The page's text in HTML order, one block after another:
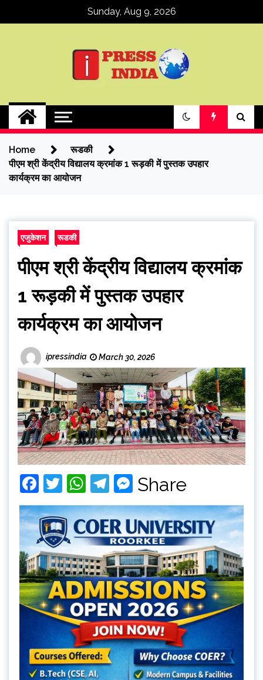
Sunday, Aug 9, 2026
ipressindia
Home
रूडकी
पीएम श्री केंद्रीय विद्यालय क्रमांक 1 रूड़की में पुस्तक उपहार
कार्यक्रम का आयोजन
एजुकेशन रूडकी
पीएम श्री केंद्रीय विद्यालय क्रमांक
1 रूड़की में पुस्तक उपहार
कार्यक्रम का आयोजन
ipressindia March 30, 2026
Facebook
Twitter
WhatsApp
Telegram
Messenger
Share